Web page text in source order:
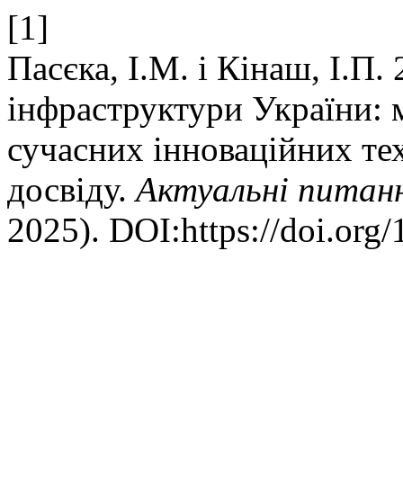
[1]
Пасєка, І.М. і Кінаш, І.П.
інфраструктури України:
сучасних інноваційних
досвіду.Актуальні
2025). DOI:https://doi.org/